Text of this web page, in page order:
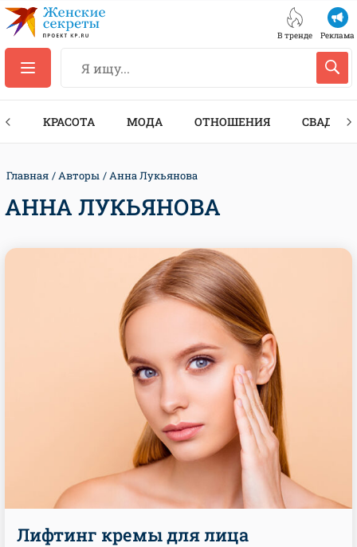
В тренде Реклама
КРАСОТА МОДА ОТНОШЕНИЯ СВАДЬБА
Главная Авторы Анна Лукьянова
АННА ЛУКЬЯНОВА
Лифтинг кремы для лица